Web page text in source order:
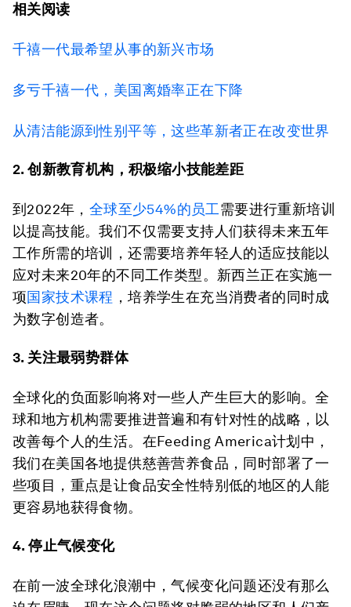
相关阅读
千禧一代最希望从事的新兴市场
多亏千禧一代，美国离婚率正在下降
从清洁能源到性别平等，这些革新者正在改变世界
2. 创新教育机构，积极缩小技能差距
到2022年， 全球至少54%的员工需要进行重新培训
以提高技能。我们不仅需要支持人们获得未来五年
工作所需的培训，还需要培养年轻人的适应技能以
应对未来20年的不同工作类型。新西兰正在实施一
项国家技术课程 ，培养学生在充当消费者的同时成
为数字创造者。
3. 关注最弱势群体
全球化的负面影响将对一些人产生巨大的影响。全
球和地方机构需要推进普遍和有针对性的战略，以
改善每个人的生活。在Feeding America计划中，
我们在美国各地提供慈善营养食品，同时部署了一
些项目，重点是让食品安全性特别低的地区的人能
更容易地获得食物。
4. 停止气候变化
在前一波全球化浪潮中，气候变化问题还没有那么